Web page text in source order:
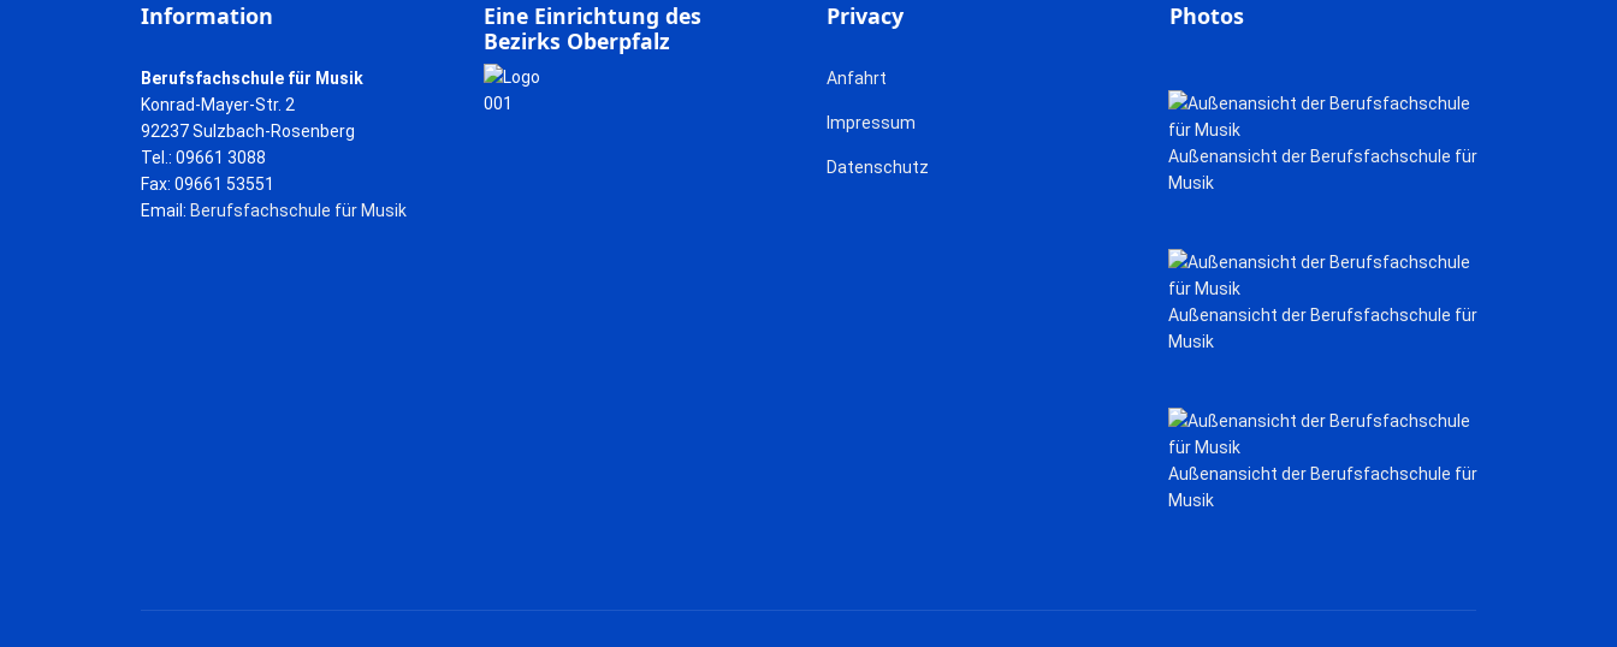
Information
Berufsfachschule für Musik
Konrad-Mayer-Str. 2
92237 Sulzbach-Rosenberg
Tel.: 09661 3088
Fax: 09661 53551
Email: Berufsfachschule für Musik
Eine Einrichtung des
Bezirks Oberpfalz
Privacy
Anfahrt
Impressum
Datenschutz
Photos
Außenansicht der Berufsfachschule für
Musik
Außenansicht der Berufsfachschule für
Musik
Außenansicht der Berufsfachschule für
Musik